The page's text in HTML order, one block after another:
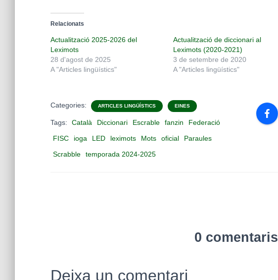
Relacionats
Actualització 2025-2026 del
Leximots
28 d'agost de 2025
A "Articles lingüístics"
Actualització de diccionari al
Leximots (2020-2021)
3 de setembre de 2020
A "Articles lingüístics"
Categories: ARTICLES LINGÜÍSTICS EINES
Tags: Català Diccionari Escrable fanzin
Federació
FISC
ioga LED leximots Mots oficial
Paraules
Scrabble
temporada 2024-2025
0 comentaris
Deixa un comentari